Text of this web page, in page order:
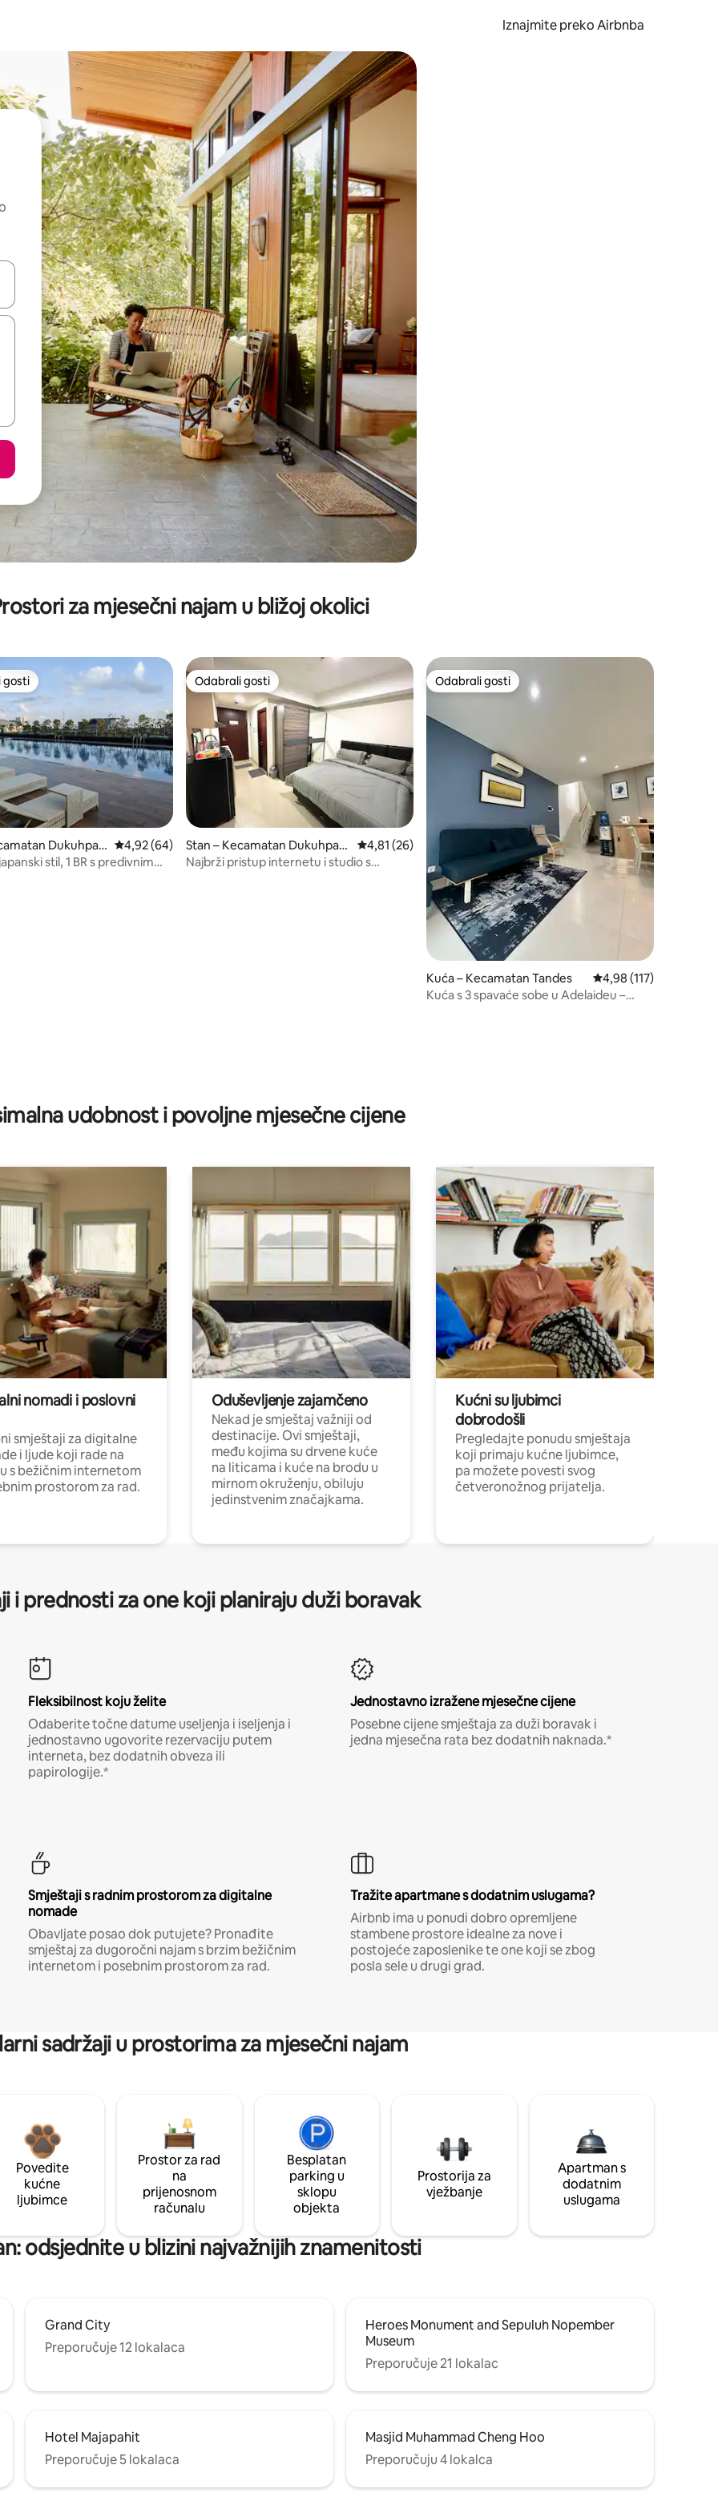
Iznajmite preko Airbnba
koristeći se strelicama prema gore i prema dolje, kao i dodirom ili prelaskom prstom po zaslonu.
za mjesečni najam u bližoj okolici
recenzija: 62
gosti
gosti
Dukuhpaki Prosječna ocjena: 4,92/5, recenzija: 64
4,92 (64)
stil, 1 BR s predivnim
Odabrali gosti
Odabrali gosti
Stan – Kecamatan Dukuhpaki
s
Prosječna ocjena: 4,81/5, recenzija: 26
4,81 (26)
Najbrži pristup internetu i studio s
Odabrali gosti
Odabrali gosti
Kuća – Kecamatan Tandes Prosječna ocjena:
4,98 (117)
Kuća s 3 spavaće sobe u Adelaideu –
udobnost i povoljne mjesečne cijene
nomadi i poslovni
smještaji za digitalne
i ljude koji rade na
s bežičnim internetom
prostorom za rad.
Oduševljenje zajamčeno
Nekad je smještaj važniji od
destinacije. Ovi smještaji,
među kojima su drvene kuće
na liticama i kuće na brodu u
mirnom okruženju, obiluju
jedinstvenim značajkama.
Kućni su ljubimci
dobrodošli
Pregledajte ponudu smještaja
koji primaju kućne ljubimce,
pa možete povesti svog
četveronožnog prijatelja.
i prednosti za one koji planiraju duži boravak
Fleksibilnost koju želite
Odaberite točne datume useljenja i iseljenja i
jednostavno ugovorite rezervaciju putem
interneta, bez dodatnih obveza ili
papirologije.*
Jednostavno izražene mjesečne cijene
Posebne cijene smještaja za duži boravak i
jedna mjesečna rata bez dodatnih naknada.*
Smještaji s radnim prostorom za digitalne
nomade
Obavljate posao dok putujete? Pronađite
smještaj za dugoročni najam s brzim bežičnim
internetom i posebnim prostorom za rad.
Tražite apartmane s dodatnim uslugama?
Airbnb ima u ponudi dobro opremljene
stambene prostore idealne za nove i
postojeće zaposlenike te one koji se zbog
posla sele u drugi grad.
sadržaji u prostorima za mjesečni najam
Povedite
kućne
ljubimce
Prostor za rad
na
prijenosnom
računalu
Besplatan
parking u
sklopu
objekta
Prostorija za
vježbanje
Apartman s
dodatnim
uslugama
odsjednite u blizini najvažnijih znamenitosti
Grand City
Preporučuje 12 lokalaca
Heroes Monument and Sepuluh Nopember
Museum
Preporučuje 21 lokalac
Hotel Majapahit
Preporučuje 5 lokalaca
Masjid Muhammad Cheng Hoo
Preporučuju 4 lokalca